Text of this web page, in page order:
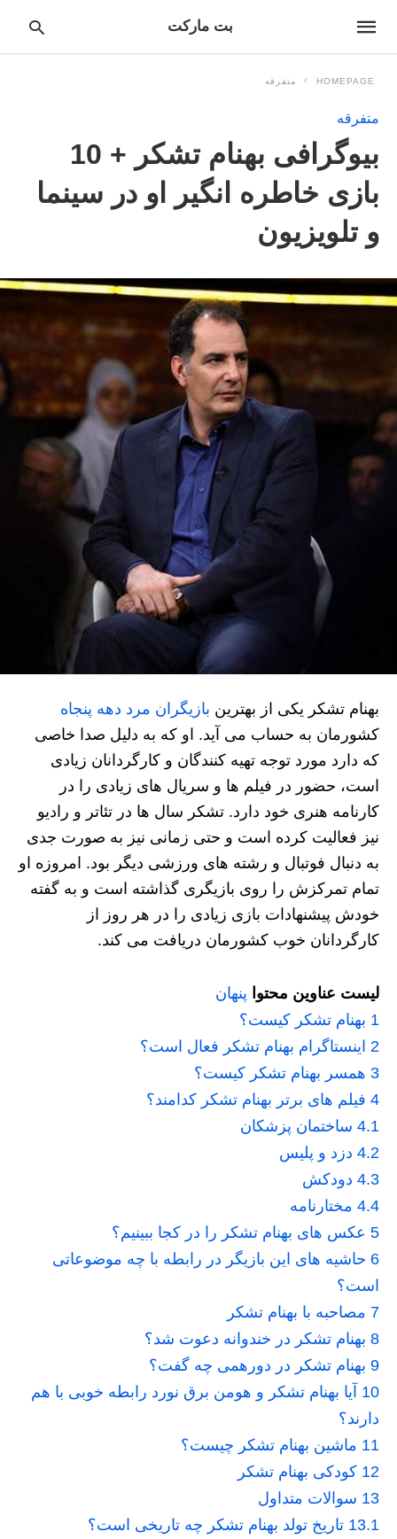
بت مارکت
HOMEPAGE متفرقه
متفرقه
بیوگرافی بهنام تشکر + 10
بازی خاطره انگیر او در سینما
و تلویزیون
بهنام تشکر یکی از بهترین بازیگران مرد دهه پنجاه
کشورمان به حساب می آید. او که به دلیل صدا خاصی
که دارد مورد توجه تهیه کنندگان و کارگردانان زیادی
است، حضور در فیلم ها و سریال های زیادی را در
کارنامه هنری خود دارد. تشکر سال ها در تئاتر و رادیو
نیز فعالیت کرده است و حتی زمانی نیز به صورت جدی
به دنبال فوتبال و رشته های ورزشی دیگر بود. امروزه او
تمام تمرکزش را روی بازیگری گذاشته است و به گفته
خودش پیشنهادات بازی زیادی را در هر روز از
کارگردانان خوب کشورمان دریافت می کند.
لیست عناوین محتوا پنهان
1 بهنام تشکر کیست؟
2 اینستاگرام بهنام تشکر فعال است؟
3 همسر بهنام تشکر کیست؟
4 فیلم های برتر بهنام تشکر کدامند؟
4.1 ساختمان پزشکان
4.2 دزد و پلیس
4.3 دودکش
4.4 مختارنامه
5 عکس های بهنام تشکر را در کجا ببینیم؟
6 حاشیه های این بازیگر در رابطه با چه موضوعاتی
است؟
7 مصاحبه با بهنام تشکر
8 بهنام تشکر در خندوانه دعوت شد؟
9 بهنام تشکر در دورهمی چه گفت؟
10 آیا بهنام تشکر و هومن برق نورد رابطه خوبی با هم
دارند؟
11 ماشین بهنام تشکر چیست؟
12 کودکی بهنام تشکر
13 سوالات متداول
13.1 تاریخ تولد بهنام تشکر چه تاریخی است؟